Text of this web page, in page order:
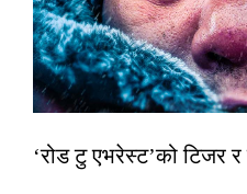
‘रोड टु एभरेस्ट’को टिजर